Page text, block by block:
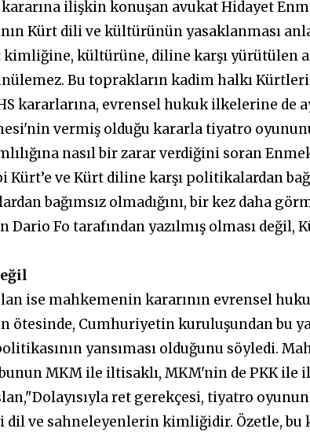
ilişkin konuşan avukat Hidayet
Kürt dili ve kültürünün yasaklanması
kimliğine, kültürüne, diline karşı yürütülen
Bu toprakların kadim halkı
kararlarına, evrensel hukuk ilkelerine de
vermiş olduğu kararla tiyatro
nasıl bir zarar verdiğini soran
ve Kürt diline karşı politikalardan
bağımsız olmadığını, bir kez daha
Dario Fo tarafından yazılmış olması değil,
ise mahkemenin kararının evrensel
ötesinde, Cumhuriyetin kuruluşundan bu
yansıması olduğunu söyledi.
MKM ile iltisaklı, MKM'nin de PKK
ret gerekçesi, tiyatro
dil ve sahneleyenlerin kimliğidir. Özetle,